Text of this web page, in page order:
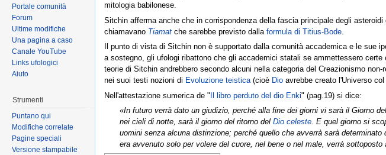
mitologia babilonese.
Sitchin afferma anche che in corrispondenza della fascia principale degli
chiamavano Tiamat che sarebbe previsto dalla formula di Titius-Bode
Il punto di vista di Sitchin non è supportato dalla comunità accademica e le sue
a sostegno, gli ufologi ribattono che gli accademici statali se ammettessero
teorie di Sitchin andrebbero secondo alcuni nella categoria del Creazionismo
nei suoi testi nozioni di Evoluzione teistica(cioè Dio avrebbe creato l'Universo
Nell'attestazione sumerica de "Il libro perduto del dio Enki" (pag.19) si dice:
«In futuro verrà dato un giudizio, perché alla fine dei giorni vi sarà il Giorno
nei cieli di notte, sarà il giorno del ritorno del Dio celeste. E quel giorno si
uomini senza alcuna distinzione; perché quello che avverrà sarà
era avvenuto solo per volere del cuore, nel bene o nel male, verrà sottoposto
Portale comunità
Forum
Ultime modifiche
Una pagina a caso
Canale YouTube
Links ufologici
Aiuto
Strumenti
Puntano qui
Modifiche correlate
Pagine speciali
Versione stampabile